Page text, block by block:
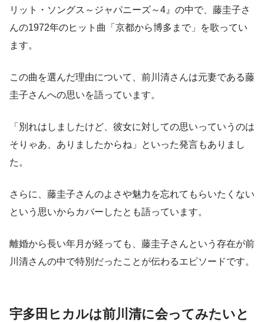
リット・ソングス～ジャパニーズ～4』の中で、藤圭子さ
んの1972年のヒット曲「京都から博多まで」を歌ってい
ます。
この曲を選んだ理由について、前川清さんは元妻である藤
圭子さんへの思いを語っています。
「別れはしましたけど、彼女に対しての思いっていうのは
そりゃあ、ありましたからね」といった発言もありまし
た。
さらに、藤圭子さんのよさや魅力を忘れてもらいたくない
という思いからカバーしたとも語っています。
離婚から長い年月が経っても、藤圭子さんという存在が前
川清さんの中で特別だったことが伝わるエピソードです。
宇多田ヒカルは前川清に会ってみたいと